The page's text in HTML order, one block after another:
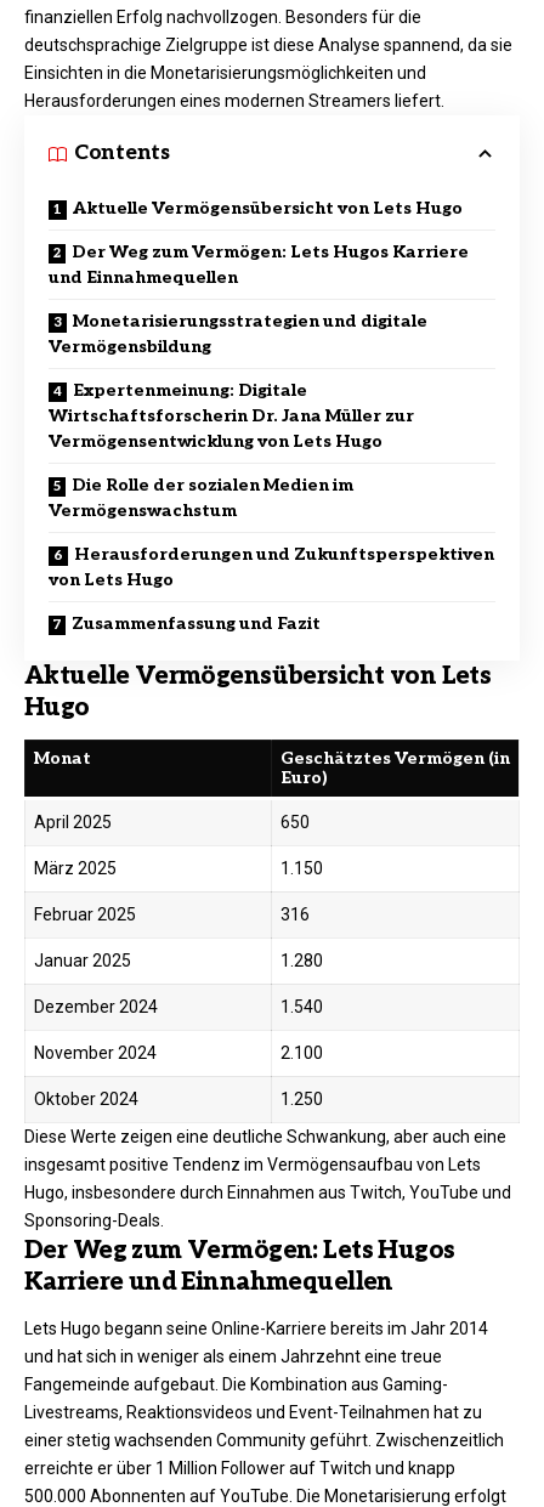
finanziellen Erfolg nachvollzogen. Besonders für die
deutschsprachige Zielgruppe ist diese Analyse spannend, da sie
Einsichten in die Monetarisierungsmöglichkeiten und
Herausforderungen eines modernen Streamers liefert.
Contents
Aktuelle Vermögensübersicht von Lets Hugo
Der Weg zum Vermögen: Lets Hugos Karriere
und Einnahmequellen
Monetarisierungsstrategien und digitale
Vermögensbildung
Expertenmeinung: Digitale
Wirtschaftsforscherin Dr. Jana Müller zur
Vermögensentwicklung von Lets Hugo
Die Rolle der sozialen Medien im
Vermögenswachstum
Herausforderungen und Zukunftsperspektiven
von Lets Hugo
Zusammenfassung und Fazit
Aktuelle Vermögensübersicht von Lets
Hugo
Monat
Geschätztes Vermögen (in
Euro)
April 2025 650
März 2025 1.150
Februar 2025 316
Januar 2025 1.280
Dezember 2024 1.540
November 2024 2.100
Oktober 2024
1.250
Diese Werte zeigen eine deutliche Schwankung, aber auch eine
insgesamt positive Tendenz im Vermögensaufbau von Lets
Hugo, insbesondere durch Einnahmen aus Twitch, YouTube und
Sponsoring-Deals.​
Der Weg zum Vermögen: Lets Hugos
Karriere und Einnahmequellen
Lets Hugo begann seine Online-Karriere bereits im Jahr 2014
und hat sich in weniger als einem Jahrzehnt eine treue
Fangemeinde aufgebaut. Die Kombination aus Gaming-
Livestreams, Reaktionsvideos und Event-Teilnahmen hat zu
einer stetig wachsenden Community geführt. Zwischenzeitlich
erreichte er über 1 Million Follower auf Twitch und knapp
500.000 Abonnenten auf YouTube. Die Monetarisierung erfolgt